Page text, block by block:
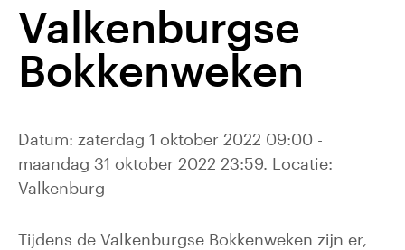
Valkenburgse
Bokkenweken
Datum: zaterdag 1 oktober 2022 09:00 -
maandag 31 oktober 2022 23:59. Locatie:
Valkenburg
Tijdens de Valkenburgse Bokkenweken zijn er,